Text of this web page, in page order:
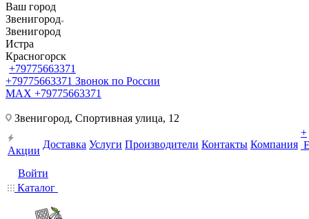
Ваш город
Звенигород
Звенигород
Истра
Красногорск
+79775663371
+79775663371 Звонок по России
MAX +79775663371
Звенигород, Спортивная улица, 12
Акции
Доставка Услуги Производители Контакты Компания
+
Войти
Каталог